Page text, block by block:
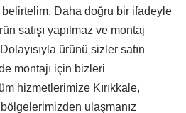
Daha doğru bir ifadeyle
satışı yapılmaz ve montaj
ürünü sizler satın
montajı için bizleri
hizmetlerimize Kırıkkale,
ulaşmanız